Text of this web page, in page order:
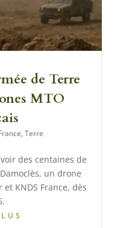
de Terre
MTO
,Terre
des centaines de
un drone
KNDS France, dès